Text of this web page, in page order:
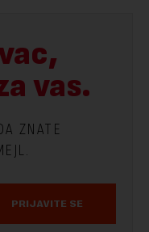
vas.
ZNATE
PRIJAVITE SE